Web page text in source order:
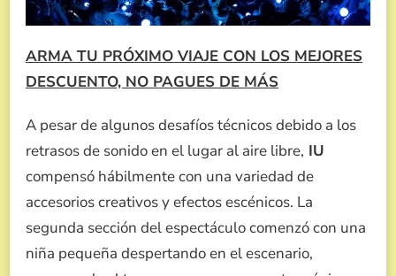
ARMA TU PRÓXIMO VIAJE CON LOS MEJORES
DESCUENTO, NO PAGUES DE MÁS
A pesar de algunos desafíos técnicos debido a los
retrasos de sonido en el lugar al aire libre, IU
compensó hábilmente con una variedad de
accesorios creativos y efectos escénicos. La
segunda sección del espectáculo comenzó con una
niña pequeña despertando en el escenario,